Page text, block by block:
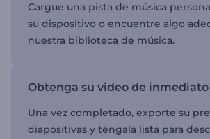
Cargue una pista de música
su dispositivo o encuentre algo
nuestra biblioteca de música.
Obtenga su video de inmediato
Una vez completado, exporte su
diapositivas y téngala lista para